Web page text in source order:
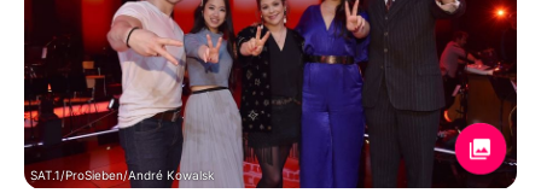
Filme & Serien
Lifestyle
Familie & Liebe
Promiflash Exklusiv
SAT.1/ProSieben/André Kowalsk